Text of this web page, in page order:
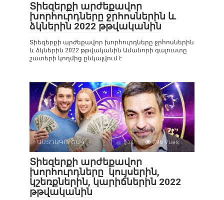
Տիեզերքի արժեքավոր
խորհուրդները ջրհոսներին և
ձկներին 2022 թթվականին
Տիեզերքի արժեքավոր խորհուրդները ջրհոսներին
և ձկներին 2022 թթվականին Ամանորի գալուստը
շատերի կողմից ընկալվում է
ԱՍՏՂԱԳՈՒՇԱԿ 0 296 Vues :
Տիեզերքի արժեքավոր
խորհուրդները կույսերին,
կշեռքներին, կարիճներին 2022
թթվականին